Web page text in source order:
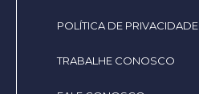
POLÍTICA DE PRIVACIDADE
TRABALHE CONOSCO